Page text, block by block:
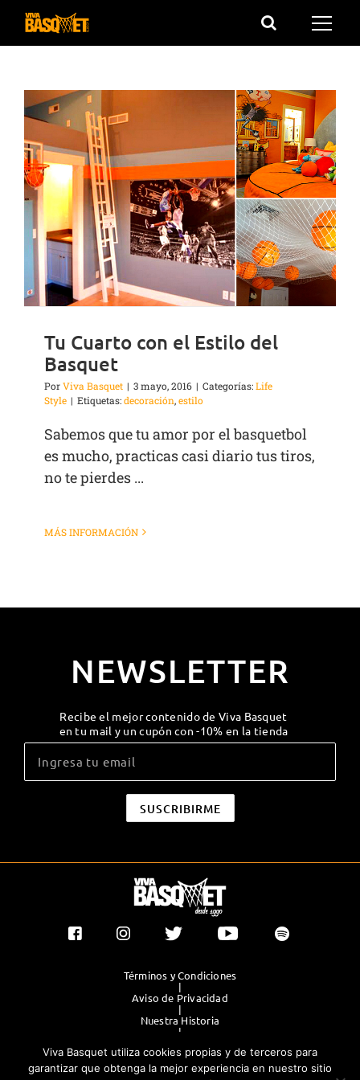
Saltar
Tu Cuarto con el Estilo del
Basquet
PorViva Basquet | 3 mayo, 2016 | Categorías:Life
Style | Etiquetas:decoración,estilo
Sabemos que tu amor por el basquetbol
es mucho, practicas casi diario tus tiros,
no te pierdes ...
MÁS INFORMACIÓN
NEWSLETTER
Recibe el mejor contenido de Viva Basquet
en tu mail y un cupón con -10% en la tienda
Términos y Condiciones
|
Aviso de Privacidad
|
Nuestra Historia
|
|
Publicidad
Viva Basquet utiliza cookies propias y de terceros para
garantizar que obtenga la mejor experiencia en nuestro sitio